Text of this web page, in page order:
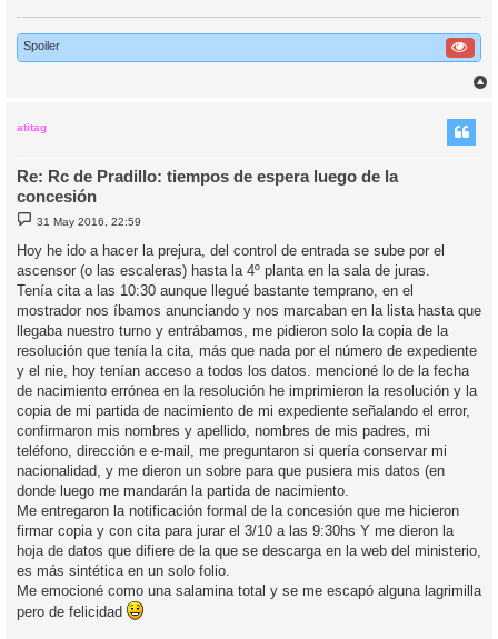
Spoiler
atitag
Re: Rc de Pradillo: tiempos de espera luego de la
concesión
M
e
s
a
e
31 May 2016, 22:59
Hoy he ido a hacer la prejura, del control de entrada se sube por el
ascensor (o las escaleras) hasta la 4º planta en la sala de juras.
Tenía cita a las 10:30 aunque llegué bastante temprano, en el
mostrador nos íbamos anunciando y nos marcaban en la lista hasta que
llegaba nuestro turno y entrábamos, me pidieron solo la copia de la
resolución que tenía la cita, más que nada por el número de expediente
y el nie, hoy tenían acceso a todos los datos. mencioné lo de la fecha
de nacimiento errónea en la resolución he imprimieron la resolución y la
copia de mi partida de nacimiento de mi expediente señalando el error,
confirmaron mis nombres y apellido, nombres de mis padres, mi
teléfono, dirección e e-mail, me preguntaron si quería conservar mi
nacionalidad, y me dieron un sobre para que pusiera mis datos (en
donde luego me mandarán la partida de nacimiento.
Me entregaron la notificación formal de la concesión que me hicieron
firmar copia y con cita para jurar el 3/10 a las 9:30hs Y me dieron la
hoja de datos que difiere de la que se descarga en la web del ministerio,
es más sintética en un solo folio.
Me emocioné como una salamina total y se me escapó alguna lagrimilla
pero de felicidad